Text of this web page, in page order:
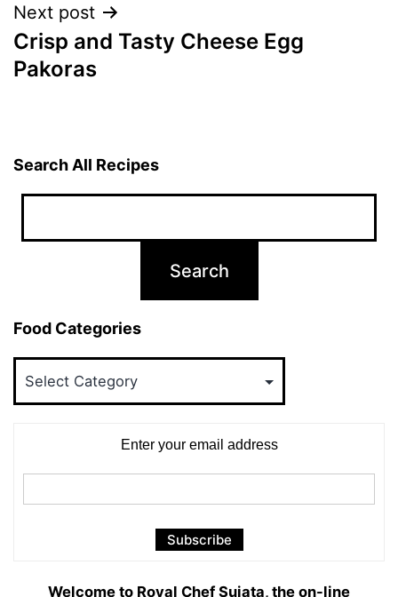
Next post
Crisp and Tasty Cheese Egg
Pakoras
Search All Recipes
Food Categories
Enter your email address
Welcome to Royal Chef Sujata, the on-line